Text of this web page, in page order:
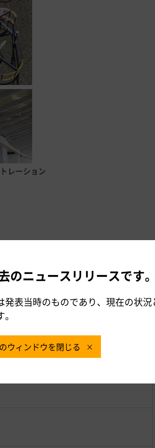
レーション
のニュースリリースです
発表当時のものであり、現在の状況
ウィンドウを閉じる